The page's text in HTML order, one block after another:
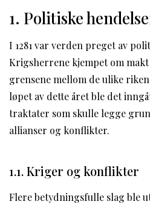
1. Politiske
I 1281 var verden preget av
Krigsherrene kjempet om
grensene mellom de ulike
løpet av dette året ble det
traktater som skulle legge
allianser og konflikter.
1.1. Kriger og konflikter
Flere betydningsfulle slag ble